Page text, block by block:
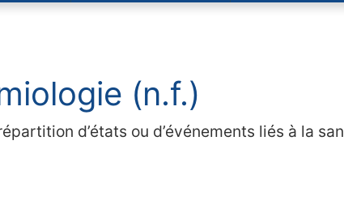
related functionality
(n.f.)
d’états ou d’événements liés à la